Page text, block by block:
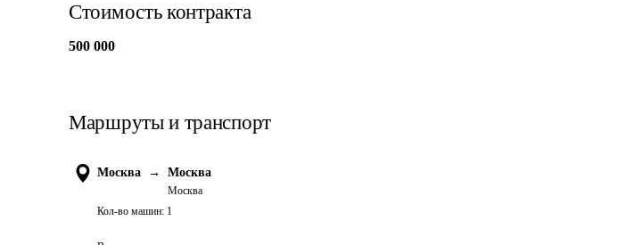
Стоимость контракта
500 000
Маршруты и транспорт
Москва → Москва
Москва
Кол-во машин: 1